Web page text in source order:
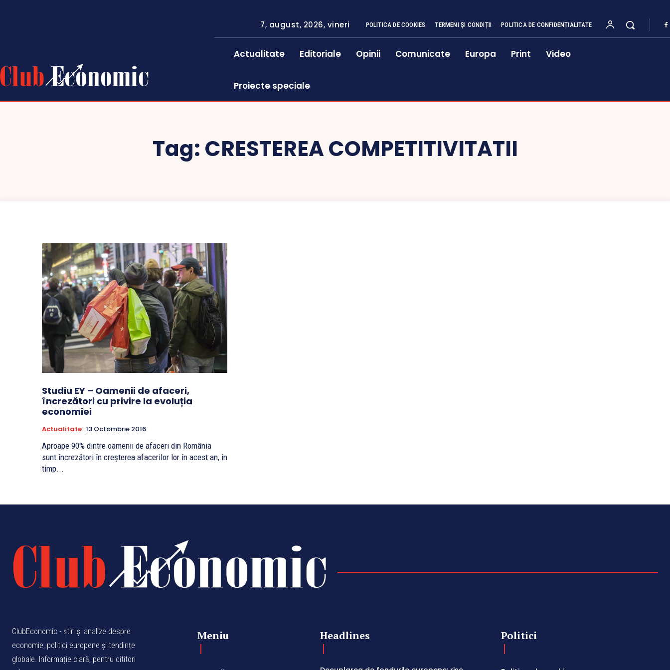
7, august, 2026, vineri POLITICA DE COOKIES TERMENI ȘI CONDIȚII POLITICA DE CONFIDENȚIALITATE
Actualitate Editoriale Opinii Comunicate Europa Print Video
Proiecte speciale
Tag: CRESTEREA COMPETITIVITATII
Studiu EY – Oamenii de afaceri,
încrezători cu privire la evoluția
economiei
Actualitate 13 Octombrie 2016
Aproape 90% dintre oamenii de afaceri din România
sunt încrezători în creșterea afacerilor lor în acest an, în
timp...
ClubEconomic - știri și analize despre
economie, politici europene și tendințe
globale. Informație clară, pentru cititori
Meniu Headlines Politici